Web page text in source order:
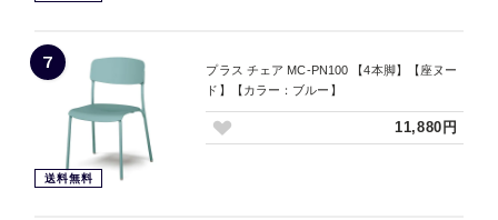
7
送料無料
プラス チェア MC-PN100 【4本脚】【座ヌー
ド】【カラー：ブルー】
11,880円